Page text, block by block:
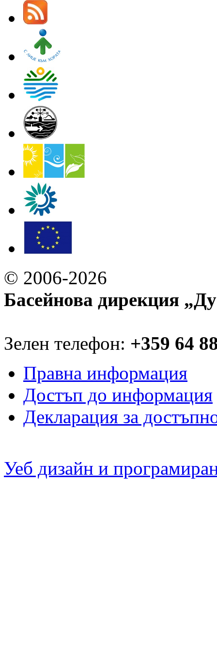
© 2006-2026
Басейнова дирекция
Зелен телефон: +359 64
Правна информация
Достъп до информация
Декларация за
Уеб дизайн и